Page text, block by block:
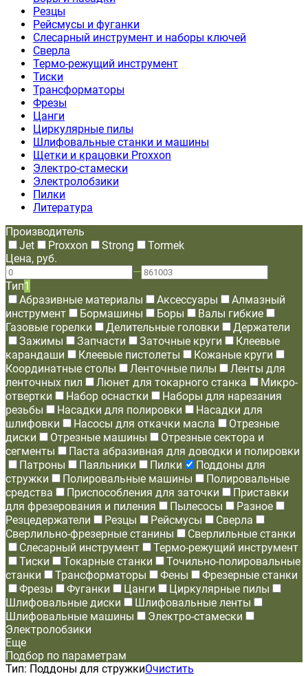
Резцы
Рейсмусы и фуганки
Слесарный инструмент и наборы ключей
Сверла
Термо-режущий инструмент
Тиски
Трансформаторы
Фрезы
Цанги
Циркулярные пилы
Шлифовальные станки и машины
Щетки и крацовки Proxxon
Электро-стамески
Электролобзики
Пилки
Литература
Производитель
Jet
Proxxon Strong
Tormek
Цена, руб.
—
Тип1
Абразивные материалы
Аксессуары
Алмазный
инструмент
Бормашины Боры
Валы гибкие
Газовые горелки
Делительные головки
Держатели
Зажимы
Запчасти Заточные круги
Клеевые
карандаши
Клеевые пистолеты
Кожаные круги
Координатные столы
Ленточные пилы
Ленты для
ленточных пил
Люнет для токарного станка
Микро-
отвертки
Набор оснастки
Наборы для нарезания
резьбы
Насадки для полировки
Насадки для
шлифовки
Насосы для откачки масла
Отрезные
диски
Отрезные машины
Отрезные сектора и
сегменты
Паста абразивная для доводки и полировки
Патроны
Паяльники Пилки
Поддоны для
стружки
Полировальные машины
Полировальные
средства
Приспособления для заточки
Приставки
для фрезерования и пиления
Пылесосы
Разное
Резцедержатели
Резцы Рейсмусы
Сверла
Сверлильно-фрезерные станины
Сверлильные станки
Слесарный инструмент
Термо-режущий инструмент
Тиски
Токарные станки
Точильно-полировальные
станки
Трансформаторы Фены
Фрезерные станки
Фрезы
Фуганки Цанги
Циркулярные пилы
Шлифовальные диски
Шлифовальные ленты
Шлифовальные машины
Электро-стамески
Электролобзики
Еще
Подбор по параметрам
Тип: Поддоны для стружкиОчистить